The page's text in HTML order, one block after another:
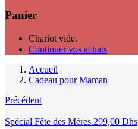
Panier
Chariot vide.
Continuer vos achats
Accueil
Cadeau pour Maman
Précédent
Spécial Fête des Mères.299,00 Dhs